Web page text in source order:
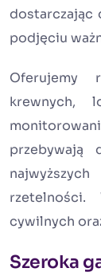
dostarczając
podjęciu
Oferujemy
krewnych,
przebywają
rzetelności.
cywilnych
Szeroka